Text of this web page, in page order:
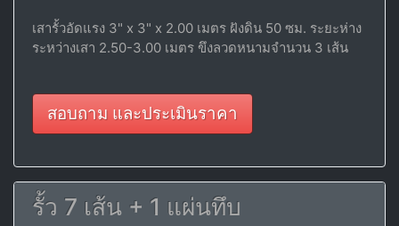
เสารั้วอัดแรง 3" x 3" x 2.00 เมตร ฝังดิน 50 ซม. ระยะห่าง
ระหว่างเสา 2.50-3.00 เมตร ขึงลวดหนามจำนวน 3 เส้น
สอบถาม และประเมินราคา
รั้ว 7 เส้น + 1 แผ่นทึบ